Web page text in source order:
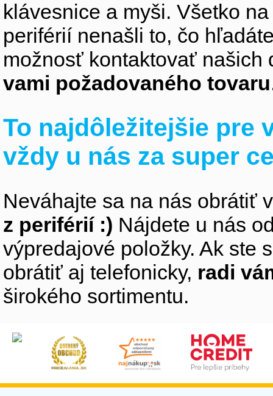
klávesnice a myši. Všetko
periférií nenašli to, čo
možnosť kontaktovať
vami požadovaného tovaru
To najdôležitejšie pre
vždy u nás za super
Neváhajte sa na nás obrátiť
z periférií :) Nájdete u nás
výpredajové položky. Ak ste
obrátiť aj telefonicky, radi
širokého sortimentu.